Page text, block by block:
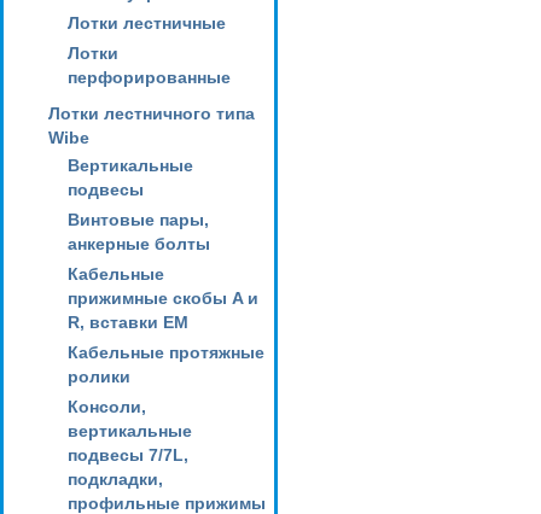
Лотки лестничные
Лотки
перфорированные
Лотки лестничного типа
Wibe
Вертикальные
подвесы
Винтовые пары,
анкерные болты
Кабельные
прижимные скобы A и
R, вставки EM
Кабельные протяжные
ролики
Консоли,
вертикальные
подвесы 7/7L,
подкладки,
профильные прижимы